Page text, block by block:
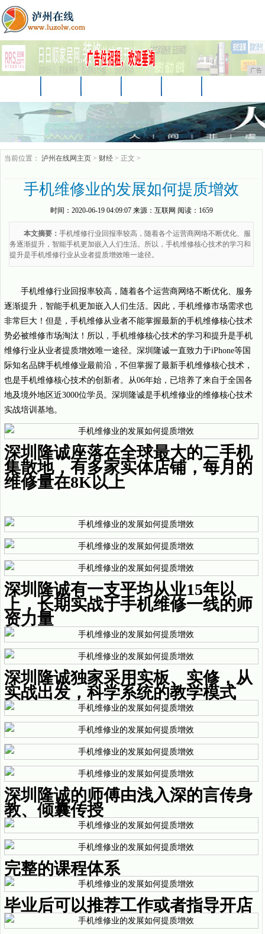
广告
商讯 游戏
当前位置： 泸州在线网主页 > 财经 > 正文 >
手机维修业的发展如何提质增效
时间： 2020-06-19 04:09:07来源： 互联网 阅读：1659
本文摘要： 手机维修行业回报率较高，随着各个运营商网络不断优化、服
务逐渐提升，智能手机更加嵌入人们生活。所以，手机维修核心技术的学习和
提升是手机维修行业从业者提质增效唯一途径。
手机维修行业回报率较高，随着各个运营商网络不断优化、服务
逐渐提升，智能手机更加嵌入人们生活。因此，手机维修市场需求也
非常巨大！但是，手机维修从业者不能掌握最新的手机维修核心技术
势必被维修市场淘汰！所以，手机维修核心技术的学习和提升是手机
维修行业从业者提质增效唯一途径。深圳隆诚一直致力于iPhone等国
际知名品牌手机维修业最前沿，不但掌握了最新手机维修核心技术，
也是手机维修核心技术的创新者。从06年始，已培养了来自于全国各
地及境外地区近3000位学员。深圳隆诚是手机维修业的维修核心技术
实战培训基地。
深圳隆诚座落在全球最大的二手机
集散地，有多家实体店铺，每月的
维修量在8K以上
深圳隆诚有一支平均从业15年以
上，长期实战于手机维修一线的师
资力量
深圳隆诚独家采用实板、实修，从
实战出发，科学系统的教学模式
深圳隆诚的师傅由浅入深的言传身
教、倾囊传授
完整的课程体系
毕业后可以推荐工作或者指导开店